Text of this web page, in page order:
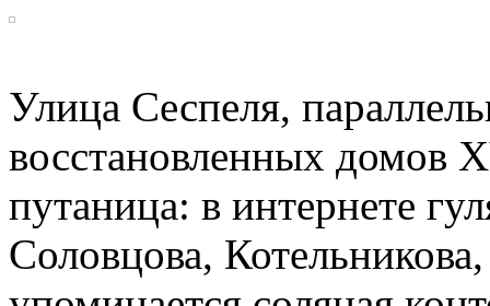
Улица Сеспеля,
восстановленных домов
путаница: в интернете
Соловцова,